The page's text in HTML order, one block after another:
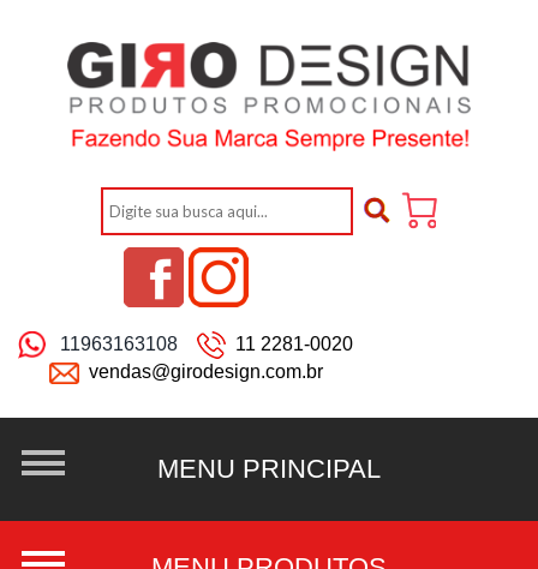
11963163108
11 2281-0020
vendas@girodesign.com.br